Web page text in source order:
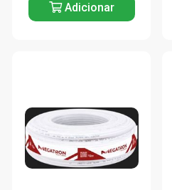
Adicionar